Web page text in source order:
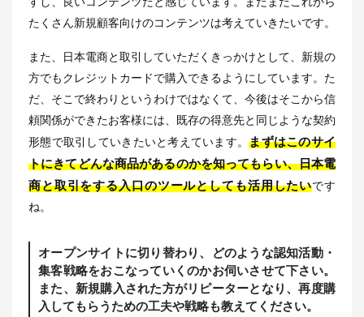
たくさん新規顧客向けのコンテンツは考えていきたいです。
また、日本電商と取引していただくきっかけとして、新規の
方でもクレジットカードで購入できるようにしています。た
だ、そこで終わりというわけではなくて、今後はそこから信
頼関係ができたお客様には、既存の得意先と同じような契約
形態で取引していきたいと考えています。まずはこのサイ
トにきてどんな商品があるのかを知ってもらい、日本電
商と取引をする入口のツールとしても活用したいです
ね。
オープンサイトに切り替わり、どのような認知活動・
集客戦略をおこなっていくのかお伺いさせて下さい。
また、新規購入された方がリピーターとなり、再度購
入してもらうための工夫や戦略も教えてください。